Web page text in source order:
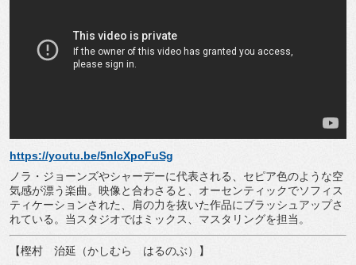
https://youtu.be/5nlcXpoFuSg
ノラ・ジョーンズやシャーデーに代表される、セピア色のような空
気感が漂う楽曲。映像と合わさると、オーセンティックでソフィス
ティケーションされた、肩の力を抜いた作品にブラッシュアップさ
れている。当スタジオではミックス、マスタリングを担当。
【樫村 治延（かしむら はるのぶ）】